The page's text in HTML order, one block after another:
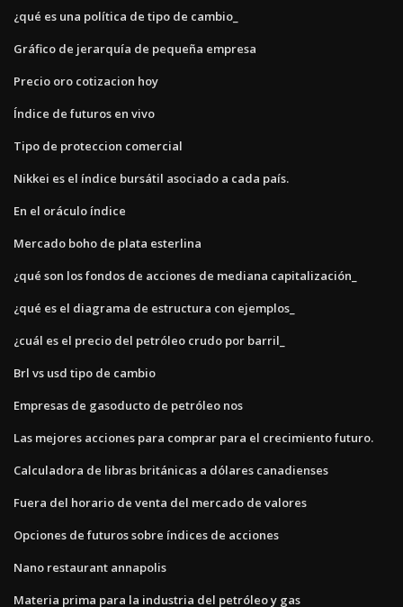
¿qué es una política de tipo de cambio_
Gráfico de jerarquía de pequeña empresa
Precio oro cotizacion hoy
Índice de futuros en vivo
Tipo de proteccion comercial
Nikkei es el índice bursátil asociado a cada país.
En el oráculo índice
Mercado boho de plata esterlina
¿qué son los fondos de acciones de mediana capitalización_
¿qué es el diagrama de estructura con ejemplos_
¿cuál es el precio del petróleo crudo por barril_
Brl vs usd tipo de cambio
Empresas de gasoducto de petróleo nos
Las mejores acciones para comprar para el crecimiento futuro.
Calculadora de libras británicas a dólares canadienses
Fuera del horario de venta del mercado de valores
Opciones de futuros sobre índices de acciones
Nano restaurant annapolis
Materia prima para la industria del petróleo y gas